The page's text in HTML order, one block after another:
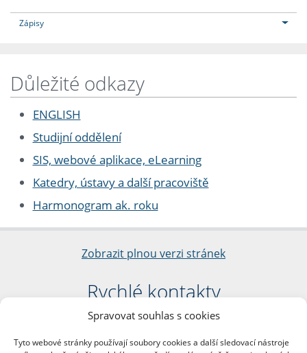
Spravovat souhlas s cookies
Tyto webové stránky používají soubory cookies a další sledovací nástroje
Zápisy
Důležité odkazy
ENGLISH
Studijní oddělení
SIS, webové aplikace, eLearning
Katedry, ústavy a další pracoviště
Harmonogram ak. roku
Zobrazit plnou verzi stránek
Rychlé kontakty
Filozofická fakulta
nám. Jana Palacha 1/2